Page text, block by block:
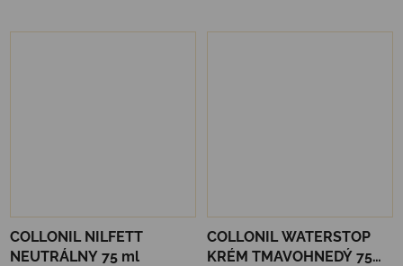
COLLONIL NILFETT
NEUTRÁLNY 75 ml
COLLONIL WATERSTOP
KRÉM TMAVOHNEDÝ 75